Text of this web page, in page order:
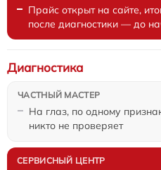
Прайс открыт на сайте,
после диагностики — до
На глаз, по одному
никто не проверяет
Диагностика